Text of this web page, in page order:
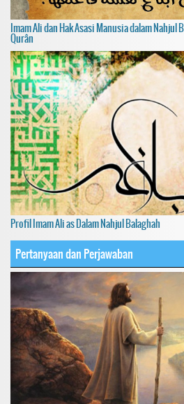
Imam Ali dan Hak Asasi Manusia dalam Nahjul
Qurân
Profil Imam Ali as Dalam Nahjul Balaghah
Pertanyaan dan Perjawaban